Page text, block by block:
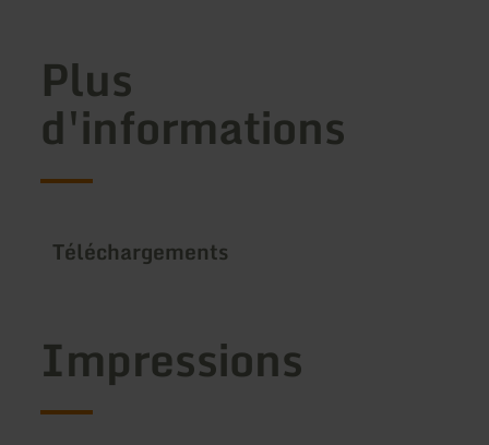
Plus
d'informations
Téléchargements
Impressions